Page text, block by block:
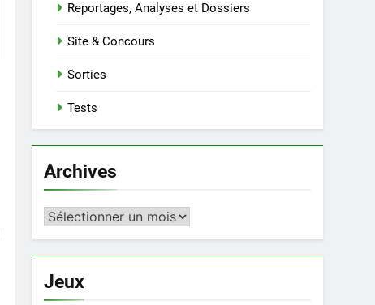
Reportages, Analyses et Dossiers
Site & Concours
Sorties
Tests
Archives
Archives
Jeux